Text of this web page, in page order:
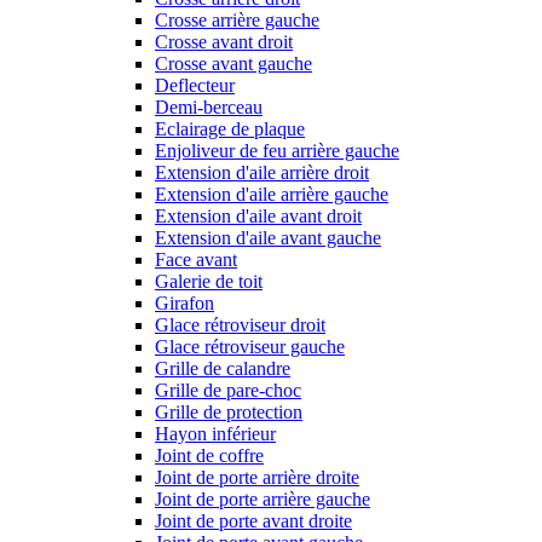
Crosse arrière gauche
Crosse avant droit
Crosse avant gauche
Deflecteur
Demi-berceau
Eclairage de plaque
Enjoliveur de feu arrière gauche
Extension d'aile arrière droit
Extension d'aile arrière gauche
Extension d'aile avant droit
Extension d'aile avant gauche
Face avant
Galerie de toit
Girafon
Glace rétroviseur droit
Glace rétroviseur gauche
Grille de calandre
Grille de pare-choc
Grille de protection
Hayon inférieur
Joint de coffre
Joint de porte arrière droite
Joint de porte arrière gauche
Joint de porte avant droite